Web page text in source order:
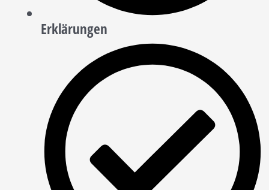
Erklärungen